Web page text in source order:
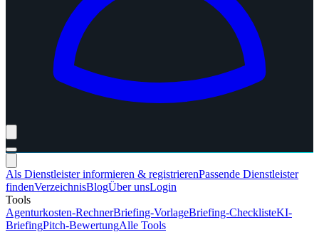
Als Dienstleister informieren & registrierenPassende Dienstleister
findenVerzeichnisBlogÜber unsLogin
Tools
Agenturkosten-RechnerBriefing-VorlageBriefing-ChecklisteKI-
BriefingPitch-BewertungAlle Tools